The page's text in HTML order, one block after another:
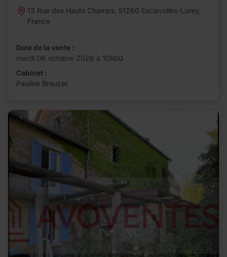
13 Rue des Hauts Champs, 51260 Esclavolles-Lurey,
France
Date de la vente :
mardi 06 octobre 2026 à 10h00
Cabinet :
Pauline Breuzet